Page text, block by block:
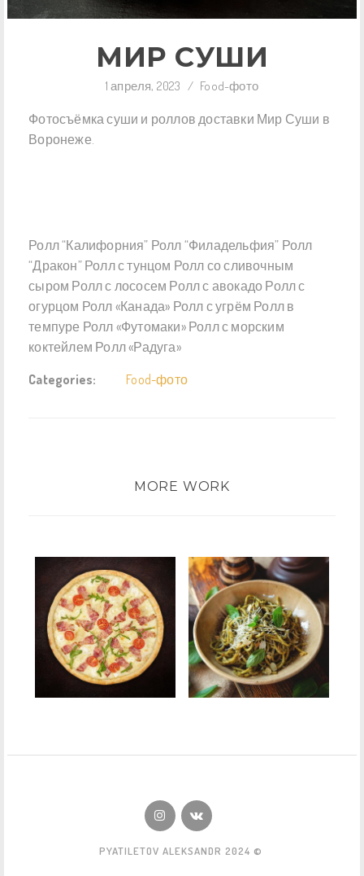
МИР СУШИ
1 апреля, 2023 / Food-фото
Фотосъёмка суши и роллов доставки Мир Суши в
Воронеже.
Ролл “Калифорния” Ролл “Филадельфия” Ролл
“Дракон” Ролл с тунцом Ролл со сливочным
сыром Ролл с лососем Ролл с авокадо Ролл с
огурцом Ролл «Канада» Ролл с угрём Ролл в
темпуре Ролл «Футомаки» Ролл с морским
коктейлем Ролл «Радуга»
Categories:
Food-фото
MORE WORK
PYATILETOV ALEKSANDR 2024 ©